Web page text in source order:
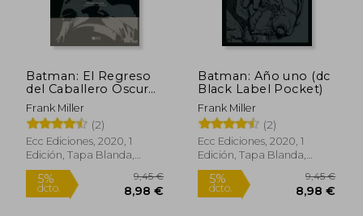
Batman: El Regreso
del Caballero Oscuro
(dc Black Label
Pocket)
Frank Miller
(2)
Ecc Ediciones, 2020, 1
Edición, Tapa Blanda,
Nuevo
Batman: Año uno (dc
Black Label Pocket)
Frank Miller
(2)
Ecc Ediciones, 2020, 1
Edición, Tapa Blanda,
Nuevo